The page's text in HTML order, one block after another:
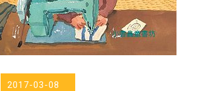
桌
面〞
一
2017-03-08